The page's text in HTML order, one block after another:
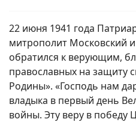
22 июня 1941 года
митрополит Московский
обратился к верующим,
православных на защиту
Родины». «Господь нам
владыка в первый день
войны. Эту веру в победу